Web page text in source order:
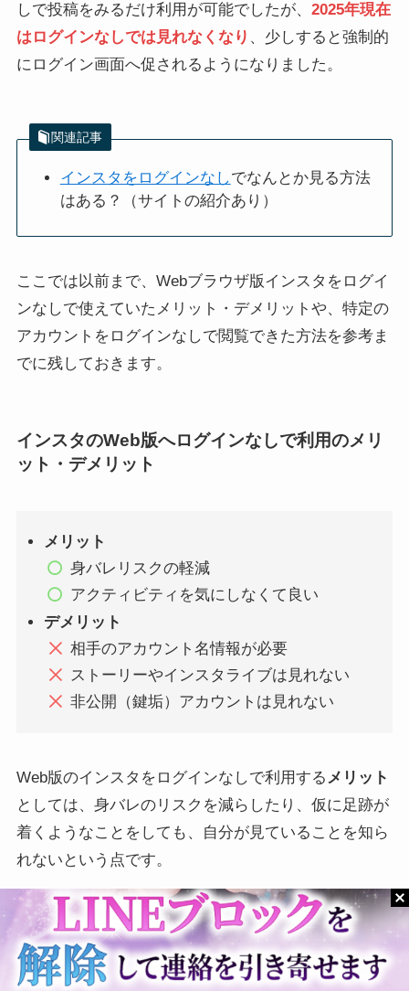
インスタDMシークレット
モードの使い方！バレるこ
とはない？
インスタのストーリーをス
クショしたらバレる？通知
されるパターン4つとは
インスタの連絡先同期と
【最新】
インスタでフォローリクエ
も解説
インスタのオンライン中を
消す/隠すと相手にバレる？
インスタの「知り合いか
も」に出てくる人の基準
は？表示させない・通知オ
インスタのDMで写真保存
する方法と画質が落ちる時
の対処法[iPhone/Android]
インスタでブロック解除す
る方法！通知バレやフォロ
ー関係はどうなるのかも解
説
インスタ検索履歴を削除す
る方法！消しても出てくる
時の対処法や復元方法も
しで投稿をみるだけ利用が可能でしたが、 2025年現在
はログインなしでは見れなくなり 、少しすると強制的
にログイン画面へ促されるようになりました。
関連記事
インスタをログインなしでなんとか見る方法
はある？（サイトの紹介あり）
ここでは以前まで、Webブラウザ版インスタをログイ
ンなしで使えていたメリット・デメリットや、特定の
アカウントをログインなしで閲覧できた方法を参考ま
でに残しておきます。
インスタのWeb版へログインなしで利用のメリ
ット・デメリット
メリット
身バレリスクの軽減
アクティビティを気にしなくて良い
デメリット
相手のアカウント名情報が必要
ストーリーやインスタライブは見れない
非公開（鍵垢）アカウントは見れない
Web版のインスタをログインなしで利用する メリット
としては、身バレのリスクを減らしたり、仮に足跡が
着くようなことをしても、自分が見ていることを知ら
れないという点です。
一方デメリットとしては、見たい相手のアカウントの
『アカウント名』が必要であることや、ストーリー
ズ・ライブ配信を見ることはできない点、非公開アカ